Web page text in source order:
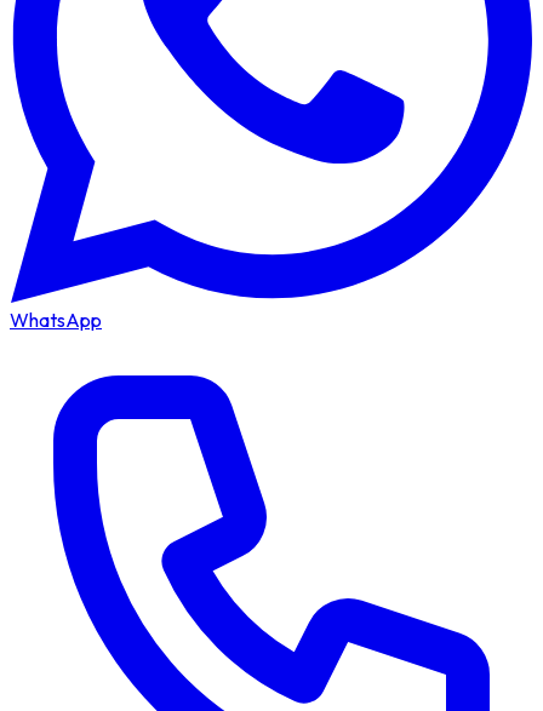
WhatsApp